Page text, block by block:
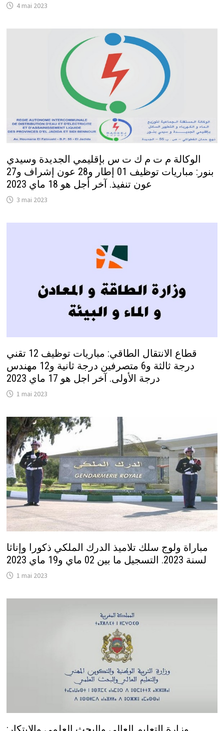
4 mai 2023
الوكالة م ت م ك ت س بإقليمي الجديدة وسيدي
بنور: مباريات توظيف 01 إطار و28 عون إشراف و27
عون تنفيذ. آخر أجل هو 18 ماي 2023
3 mai 2023
قطاع الانتقال الطاقي: مباريات توظيف 12 تقني
درجة ثالثة و6 متصرفين درجة ثانية و12 مهندس
درجة الأولى. آخر اجل هو 17 ماي 2023
1 mai 2023
مباراة ولوج سلك تلاميذ الدرك الملكي ذكورا وإناثا
لسنة 2023. التسجيل ما بين 02 ماي و19 ماي 2023
1 mai 2023